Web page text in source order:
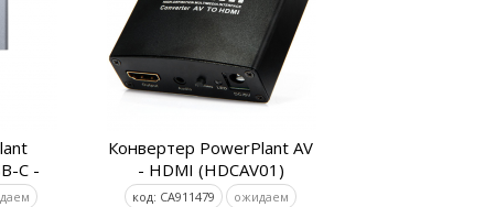
C -
Конвертер PowerPlant AV
- HDMI (HDCAV01)
код: CA911479 ожидаем